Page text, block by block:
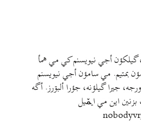
أجي نيويسنم کي مي همأ
بمتيم. مي سامؤن أجي نيويسنم
جيرا گيلؤنه، جؤرا ألبۊرز. أگه
اين مي ايمٚیل‌